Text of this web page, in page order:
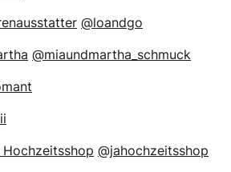
@loandgo
@miaundmartha_schmuck
@jahochzeitsshop